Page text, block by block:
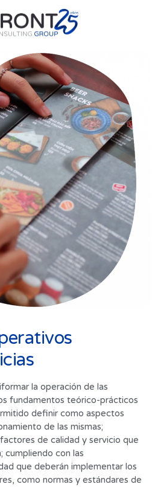
la operación de las
fundamentos teórico-prácticos
definir como aspectos
de las mismas;
de calidad y servicio que
cumpliendo con las
que deberán implementar los
como normas y estándares de